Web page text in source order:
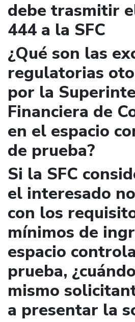
debe trasmitir
444 a la SFC
¿Qué son las
regulatorias
por la
Financiera de
en el espacio
de prueba?
Si la SFC
el interesado
con los
mínimos de
espacio
prueba,
mismo
a presentar la